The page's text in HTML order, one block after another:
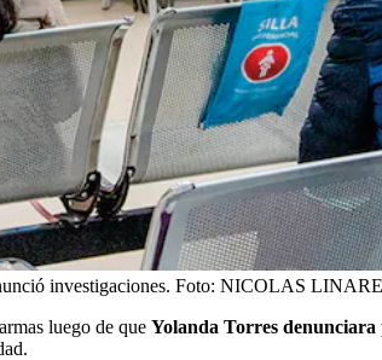
investigaciones. Foto: NICOLAS
luego de que Yolanda Torres denunciara